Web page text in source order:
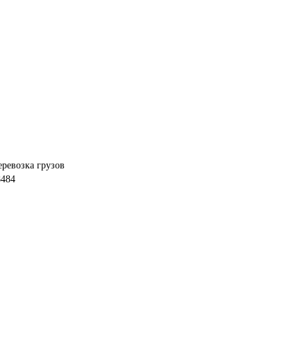
грузов